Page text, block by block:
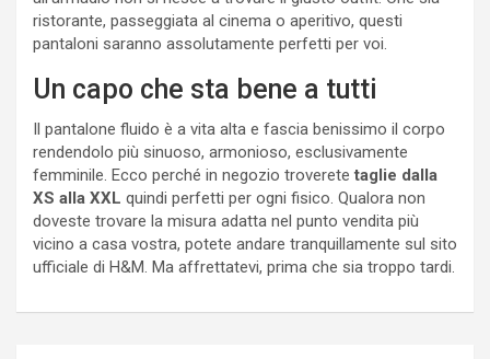
ristorante, passeggiata al cinema o aperitivo, questi
pantaloni saranno assolutamente perfetti per voi.
Un capo che sta bene a tutti
Il pantalone fluido è a vita alta e fascia benissimo il corpo
rendendolo più sinuoso, armonioso, esclusivamente
femminile. Ecco perché in negozio troveretetaglie dalla
XS alla XXL quindi perfetti per ogni fisico. Qualora non
doveste trovare la misura adatta nel punto vendita più
vicino a casa vostra, potete andare tranquillamente sul sito
ufficiale di H&M. Ma affrettatevi, prima che sia troppo tardi.